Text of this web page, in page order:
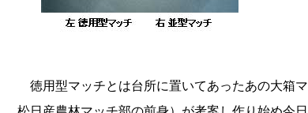
徳用型マッチとは台所に置いてあったあの大箱